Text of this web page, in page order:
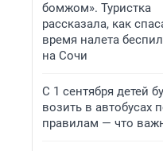
бомжом». Туристка
рассказала, как
время налета
на Сочи
С 1 сентября детей
возить в автобусах
правилам — что